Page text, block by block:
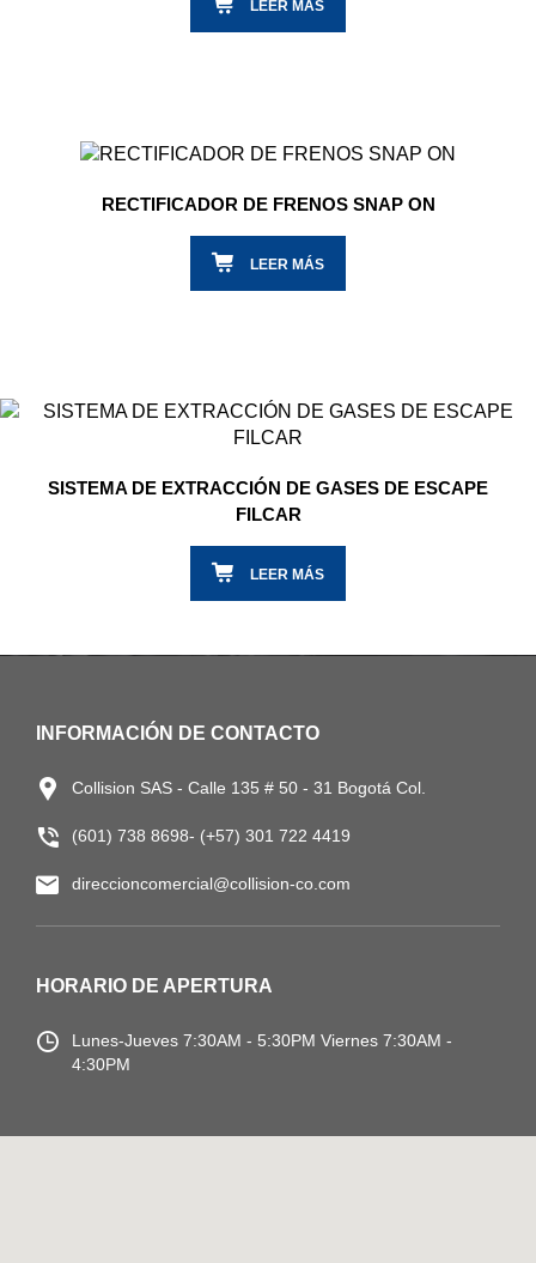
LEER MÁS
RECTIFICADOR DE FRENOS SNAP ON
LEER MÁS
SISTEMA DE EXTRACCIÓN DE GASES DE ESCAPE
FILCAR
LEER MÁS
INFORMACIÓN DE CONTACTO
Collision SAS - Calle 135 # 50 - 31 Bogotá Col.
(601) 738 8698- (+57) 301 722 4419
direccioncomercial@collision-co.com
HORARIO DE APERTURA
Lunes-Jueves 7:30AM - 5:30PM Viernes 7:30AM -
4:30PM